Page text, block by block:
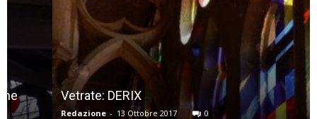
Vetrate: DERIX
Redazione - 13 Ottobre 2017 0